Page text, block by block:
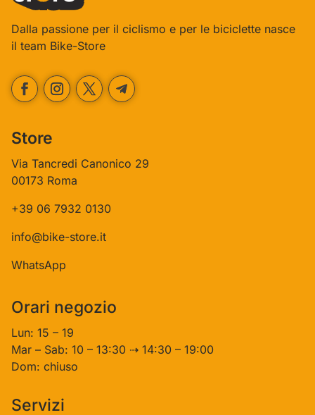
Dalla passione per il ciclismo e per le biciclette nasce
il team Bike-Store
Store
Via Tancredi Canonico 29
00173 Roma
+39 06 7932 0130
info@bike-store.it
WhatsApp
Orari negozio
Lun: 15 – 19
Mar – Sab: 10 – 13:30 ⇢ 14:30 – 19:00
Dom: chiuso
Servizi